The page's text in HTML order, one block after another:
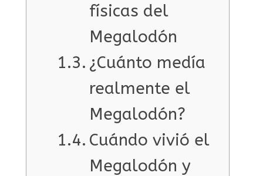
físicas del
Megalodón
¿Cuánto medía
realmente el
Megalodón?
Cuándo vivió el
Megalodón y